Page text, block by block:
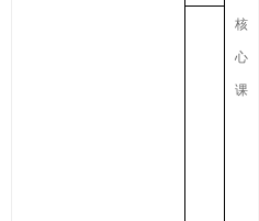
核
心
课